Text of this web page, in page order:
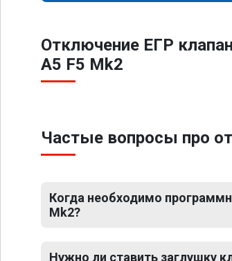
Отключение ЕГР
A5 F5 Mk2
Частые вопросы про
Когда необходимо
Mk2?
Нужно ли ставить заглушку